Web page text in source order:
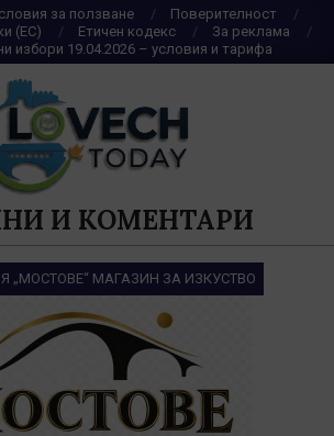
за ползване
Поверителност
(ЕС)
Етичен кодекс
За реклама
избори 19.04.2026 – условия и тарифа
И КОМЕНТАРИ
„МОСТОВЕ“ МАГАЗИН ЗА ИЗКУСТВО